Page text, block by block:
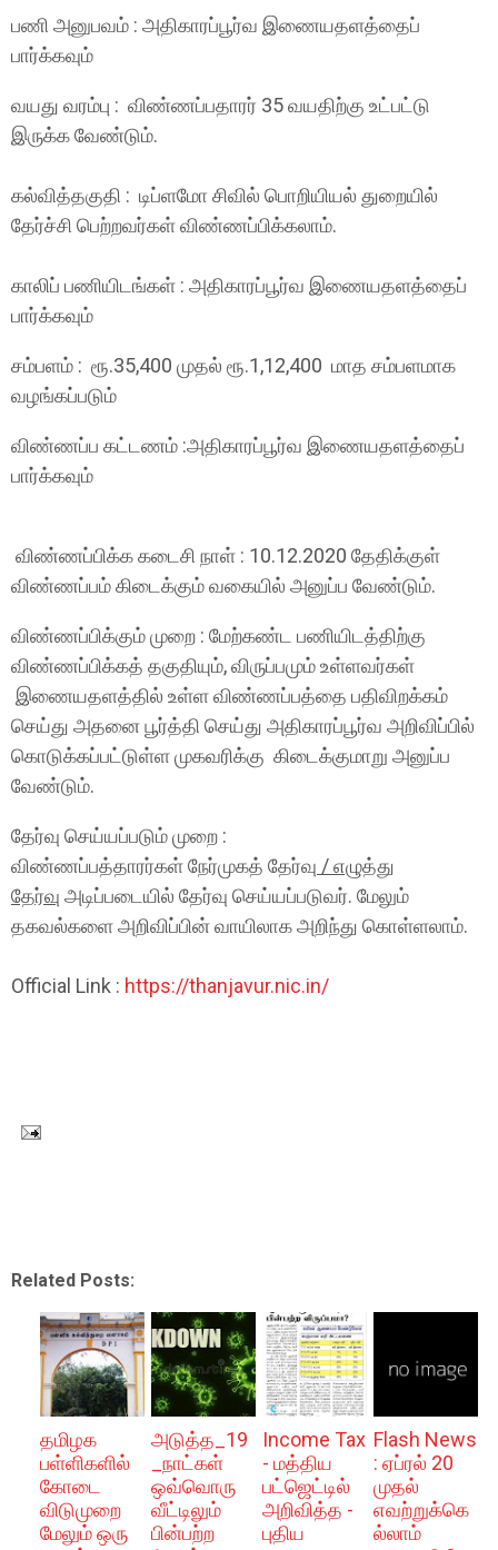
பணி அனுபவம் : அதிகாரப்பூர்வ இணையதளத்தைப்
பார்க்கவும்
வயது வரம்பு : விண்ணப்பதாரர் 35 வயதிற்கு உட்பட்டு
இருக்க வேண்டும்.
கல்வித்தகுதி : டிப்ளமோ சிவில் பொறியியல் துறையில்
தேர்ச்சி பெற்றவர்கள் விண்ணப்பிக்கலாம்.
காலிப் பணியிடங்கள் : அதிகாரப்பூர்வ இணையதளத்தைப்
பார்க்கவும்
சம்பளம் : ரூ.35,400 முதல் ரூ.1,12,400 மாத சம்பளமாக
வழங்கப்படும்
விண்ணப்ப கட்டணம் :அதிகாரப்பூர்வ இணையதளத்தைப்
பார்க்கவும்
விண்ணப்பிக்க கடைசி நாள் : 10.12.2020 தேதிக்குள்
விண்ணப்பம் கிடைக்கும் வகையில் அனுப்ப வேண்டும்.
விண்ணப்பிக்கும் முறை : மேற்கண்ட பணியிடத்திற்கு
விண்ணப்பிக்கத் தகுதியும், விருப்பமும் உள்ளவர்கள்
இணையதளத்தில் உள்ள விண்ணப்பத்தை பதிவிறக்கம்
செய்து அதனை பூர்த்தி செய்து அதிகாரப்பூர்வ அறிவிப்பில்
கொடுக்கப்பட்டுள்ள முகவரிக்கு கிடைக்குமாறு அனுப்ப
வேண்டும்.
தேர்வு செய்யப்படும் முறை :
விண்ணப்பத்தாரர்கள் நேர்முகத் தேர்வு / எழுத்து
தேர்வு அடிப்படையில் தேர்வு செய்யப்படுவர். மேலும்
தகவல்களை அறிவிப்பின் வாயிலாக அறிந்து கொள்ளலாம்.
Official Link : https://thanjavur.nic.in/
Related Posts:
தமிழக
பள்ளிகளில்
கோடை
விடுமுறை
மேலும் ஒரு
அடுத்த_19
_நாட்கள்
ஒவ்வொரு
வீட்டிலும்
பின்பற்ற
Income Tax
- மத்திய
பட்ஜெட்டில்
அறிவித்த -
புதிய
Flash News
: ஏப்ரல் 20
முதல்
எவற்றுக்கெ
ல்லாம்